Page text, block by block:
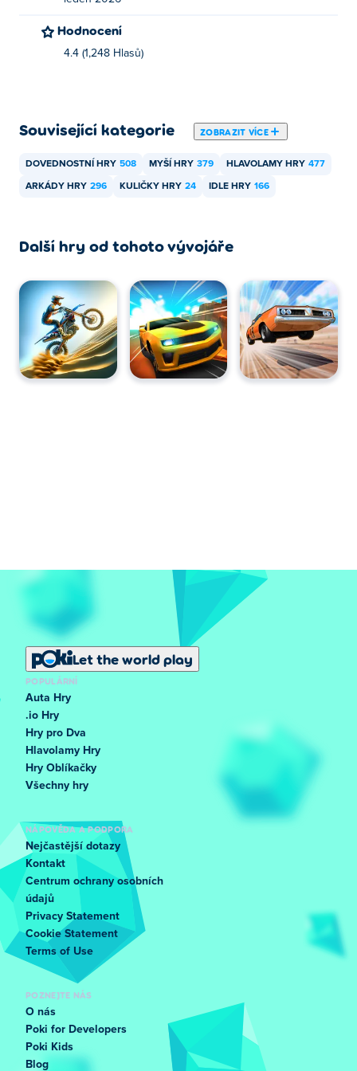
Hodnocení
4.4 (1,248 Hlasů)
Související kategorie ZOBRAZIT VÍCE
DOVEDNOSTNÍ HRY 508 MYŠÍ HRY 379 HLAVOLAMY HRY 477
ARKÁDY HRY 296 KULIČKY HRY 24 IDLE HRY 166
Další hry od tohoto vývojáře
Let the world play
POPULÁRNÍ
Auta Hry
.io Hry
Hry pro Dva
Hlavolamy Hry
Hry Oblíkačky
Všechny hry
NÁPOVĚDA A PODPORA
Nejčastější dotazy
Kontakt
Centrum ochrany osobních
údajů
Privacy Statement
Cookie Statement
Terms of Use
POZNEJTE NÁS
O nás
Poki for Developers
Poki Kids
Blog